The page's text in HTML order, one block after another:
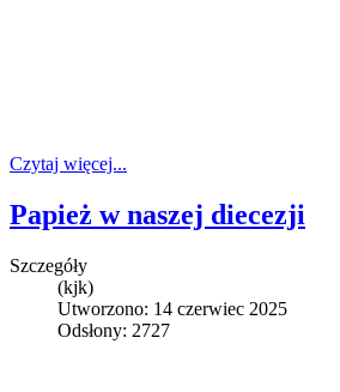
Czytaj więcej...
Papież w naszej diecezji
Szczegóły
(kjk)
Utworzono: 14 czerwiec 2025
Odsłony: 2727